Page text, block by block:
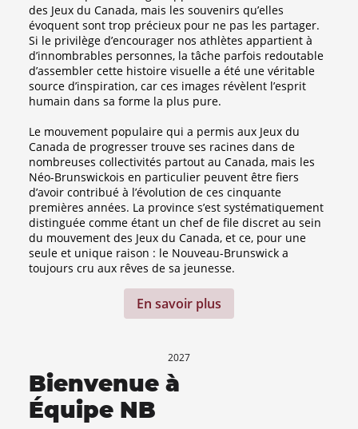
des Jeux du Canada, mais les souvenirs qu’elles
évoquent sont trop précieux pour ne pas les partager.
Si le privilège d’encourager nos athlètes appartient à
d’innombrables personnes, la tâche parfois redoutable
d’assembler cette histoire visuelle a été une véritable
source d’inspiration, car ces images révèlent l’esprit
humain dans sa forme la plus pure.
Le mouvement populaire qui a permis aux Jeux du
Canada de progresser trouve ses racines dans de
nombreuses collectivités partout au Canada, mais les
Néo-Brunswickois en particulier peuvent être fiers
d’avoir contribué à l’évolution de ces cinquante
premières années. La province s’est systématiquement
distinguée comme étant un chef de file discret au sein
du mouvement des Jeux du Canada, et ce, pour une
seule et unique raison : le Nouveau-Brunswick a
toujours cru aux rêves de sa jeunesse.
En savoir plus
2027
Bienvenue à
Équipe NB